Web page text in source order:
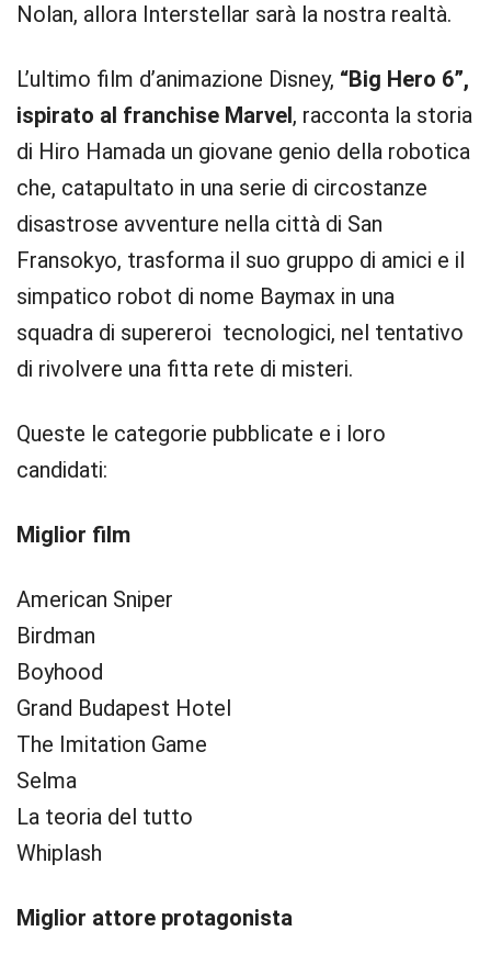
Nolan, allora Interstellar sarà la nostra realtà.
L’ultimo film d’animazione Disney, “Big Hero 6”,
ispirato al franchise Marvel, racconta la storia
di Hiro Hamada un giovane genio della robotica
che, catapultato in una serie di circostanze
disastrose avventure nella città di San
Fransokyo, trasforma il suo gruppo di amici e il
simpatico robot di nome Baymax in una
squadra di supereroi tecnologici, nel tentativo
di rivolvere una fitta rete di misteri.
Queste le categorie pubblicate e i loro
candidati:
Miglior film
American Sniper
Birdman
Boyhood
Grand Budapest Hotel
The Imitation Game
Selma
La teoria del tutto
Whiplash
Miglior attore protagonista